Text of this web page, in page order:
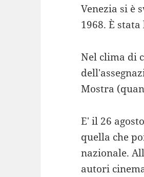
Venezia si è
1968. È
Nel clima di
Mostra
E' il 26
quella che
nazionale.
autori